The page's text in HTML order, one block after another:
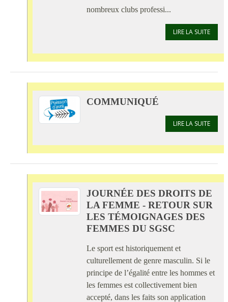
nombreux clubs professi...
LIRE LA SUITE
COMMUNIQUÉ
LIRE LA SUITE
JOURNÉE DES DROITS DE
LA FEMME - RETOUR SUR
LES TÉMOIGNAGES DES
FEMMES DU SGSC
Le sport est historiquement et
culturellement de genre masculin. Si le
principe de l’égalité entre les hommes et
les femmes est collectivement bien
accepté, dans les faits son application